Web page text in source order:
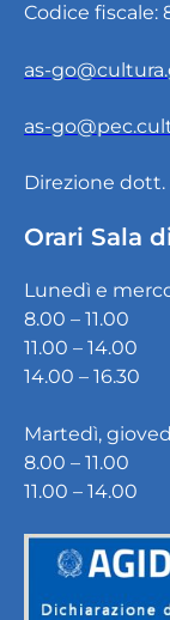
Codice fiscale:
as-
as-
Direzione dott.
Orari Sala
Lunedì e
8.00 – 11.00
11.00 – 14.00
14.00 – 16.30
Martedì,
8.00 – 11.00
11.00 – 14.00